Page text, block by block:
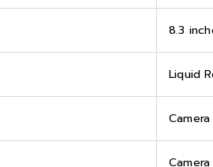
8.3
Liquid